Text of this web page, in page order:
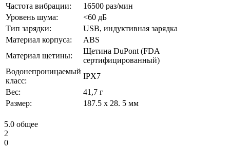
Частота вибрации:
16500 раз/мин
Уровень шума:
<60 дБ
Тип зарядки:
USB, индуктивная зарядка
Материал корпуса:
ABS
Материал щетины:
Щетина DuPont (FDA
сертифицированный)
Водонепроницаемый
класс:
IPX7
Вес:
41,7 г
Размер:
187.5 x 28. 5 мм
5.0 общее
2
0